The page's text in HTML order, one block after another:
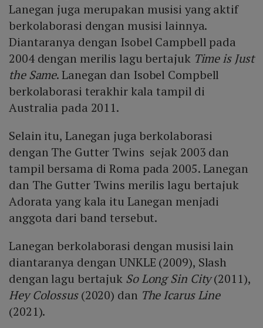
Lanegan juga merupakan musisi yang aktif
berkolaborasi dengan musisi lainnya.
Diantaranya dengan Isobel Campbell pada
2004 dengan merilis lagu bertajuk Time is Just
the Same. Lanegan dan Isobel Compbell
berkolaborasi terakhir kala tampil di
Australia pada 2011.
Selain itu, Lanegan juga berkolaborasi
dengan The Gutter Twins sejak 2003 dan
tampil bersama di Roma pada 2005. Lanegan
dan The Gutter Twins merilis lagu bertajuk
Adorata yang kala itu Lanegan menjadi
anggota dari band tersebut.
Lanegan berkolaborasi dengan musisi lain
diantaranya dengan UNKLE (2009), Slash
dengan lagu bertajuk So Long Sin City(2011),
Hey Colossus(2020) dan The Icarus Line
(2021).